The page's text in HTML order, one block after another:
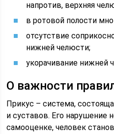
напротив, верхняя
в ротовой полости
отсутствие
нижней челюсти;
укорачивание нижней
О важности
Прикус – система,
и суставов. Его нарушение
самооценке, человек